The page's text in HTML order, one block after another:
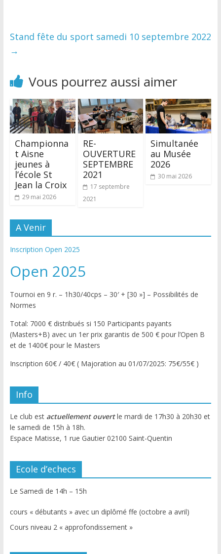
Stand fête du sport samedi 10 septembre 2022
→
Vous pourrez aussi aimer
Championna
t Aisne
jeunes à
l’école St
Jean la Croix
29 mai 2026
RE-
OUVERTURE
SEPTEMBRE
2021
17 septembre
2021
Simultanée
au Musée
2026
30 mai 2026
A Venir
Inscription Open 2025
Open 2025
Tournoi en 9 r. – 1h30/40cps – 30′ + [30 »] – Possibilités de
Normes
Total: 7000 € distribués si 150 Participants payants
(Masters+B) avec un 1er prix garantis de 500 € pour l’Open B
et de 1400€ pour le Masters
Inscription 60€ / 40€ ( Majoration au 01/07/2025: 75€/55€ )
Info
Le club estactuellement ouvertle mardi de 17h30 à 20h30 et
le samedi de 15h à 18h.
Espace Matisse, 1 rue Gautier 02100 Saint-Quentin
Ecole d’echecs
Le Samedi de 14h – 15h
cours « débutants » avec un diplômé ffe (octobre a avril)
Cours niveau 2 « approfondissement »